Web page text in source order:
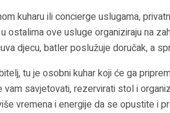
kuharu ili concierge uslugama,
ostalima ove usluge organiziraju na
djecu, batler poslužuje doručak, a
tu je osobni kuhar koji će ga
savjetovati, rezervirati stol i
vremena i energije da se opustite i